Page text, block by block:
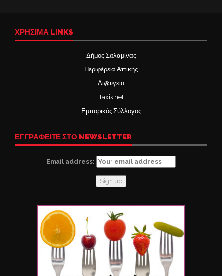
ΧΡΉΣΙΜΑ LINKS
Δήμος Σαλαμίνας
Περιφέρεια Αττικής
Δι@υγεια
Taxis net
Εμπορικός Σύλλογος
ΕΓΓΡΑΦΕΙΤΕ ΣΤΟ NEWSLETTER
Email address: